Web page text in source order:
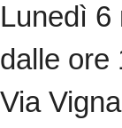
Lunedì 6
dalle ore
Via